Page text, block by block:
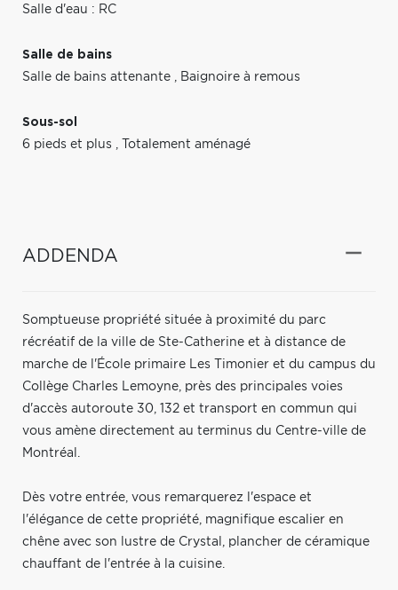
Salle d'eau : RC
Salle de bains
Salle de bains attenante , Baignoire à remous
Sous-sol
6 pieds et plus , Totalement aménagé
ADDENDA
Somptueuse propriété située à proximité du parc
récréatif de la ville de Ste-Catherine et à distance de
marche de l'École primaire Les Timonier et du campus du
Collège Charles Lemoyne, près des principales voies
d'accès autoroute 30, 132 et transport en commun qui
vous amène directement au terminus du Centre-ville de
Montréal.
Dès votre entrée, vous remarquerez l'espace et
l'élégance de cette propriété, magnifique escalier en
chêne avec son lustre de Crystal, plancher de céramique
chauffant de l'entrée à la cuisine.